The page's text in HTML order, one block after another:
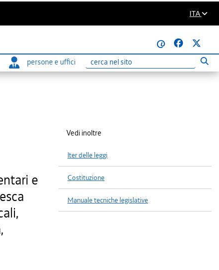
ITA
@
persone e uffici
Ricerca
e
Vedi inoltre
Iter delle leggi
Costituzione
Manuale tecniche legislative